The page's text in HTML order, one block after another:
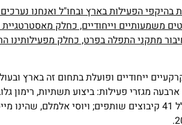
הפעילות בארץ ובחו"ל ואנחנו
עם פרויקטים משמעותיים וייחודיים, כחלק
מתקני התפלה בפרט, כחלק מפעילותינו
תת קרקעיים ייחודיים ופועלת בתחום זה בארץ
מגזרי פעילות: ביצוע תשתיות, רימון
הסביבה , אנרגיה וגז. בעלי השליטה בחברה הם: גרנות, התאגיד הקיבוצי הגדול במדינה הכולל 41 קיבוצים שותפים;